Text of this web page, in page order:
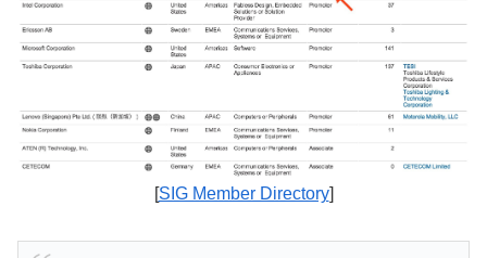
[SIG Member Directory]